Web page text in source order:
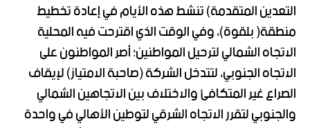
التعدين المتقدمة) تنشط هذه الأيام في إعادة تخطيط
منطقة( بلقوة)، وفي الوقت الذي اقترحت فيه المحلية
الاتجاه الشمالي لترحيل المواطنين؛ أصر المواطنون على
الاتجاه الجنوبي، لتتدخل الشركة (صاحبة الامتياز) لإيقاف
الصراع غير المتكافئ والاختلاف بين الاتجاهين الشمالي
والجنوبي لتقرر الاتجاه الشرقي لتوطين الأهالي في واحدة